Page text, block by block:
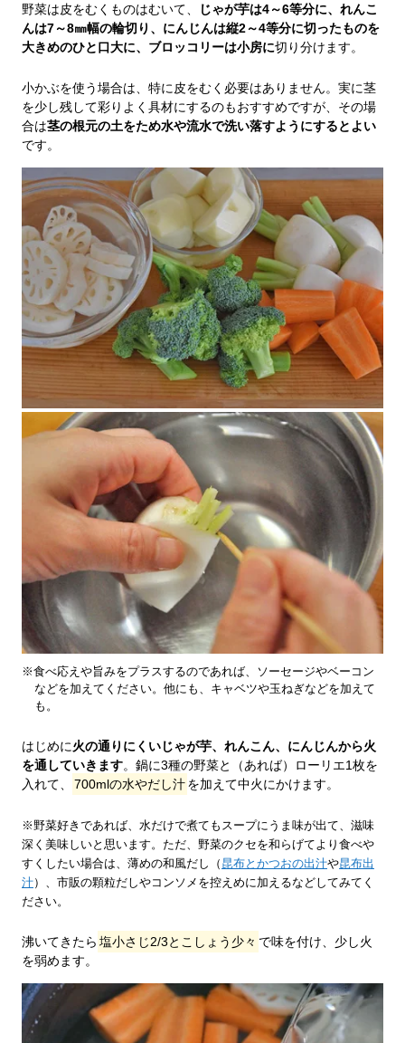
野菜は皮をむくものはむいて、
じゃが芋は4～6等分に、れんこ
んは7～8㎜幅の輪切り、にんじんは縦2～4等分に切ったものを
大きめのひと口大に、ブロッコリーは小房に切り分けます。
小かぶを使う場合は、特に皮をむく必要はありません。実に茎
を少し残して彩りよく具材にするのもおすすめですが、その場
合は茎の根元の土をため水や流水で洗い落すようにするとよい
です。
※食べ応えや旨みをプラスするのであれば、ソーセージやベーコン
などを加えてください。他にも、キャベツや玉ねぎなどを加えて
も。
はじめに火の通りにくいじゃが芋、れんこん、にんじんから火
を通していきます。鍋に3種の野菜と（あれば）ローリエ1枚を
入れて、
700mlの水やだし汁を加えて中火にかけます。
※野菜好きであれば、水だけで煮てもスープにうま味が出て、滋味
深く美味しいと思います。ただ、野菜のクセを和らげてより食べや
すくしたい場合は、薄めの和風だし（ 昆布とかつおの出汁や昆布出
汁）、市販の顆粒だしやコンソメを控えめに加えるなどしてみてく
ださい。
沸いてきたら 塩小さじ2/3とこしょう少々 で味を付け、少し火
を弱めます。